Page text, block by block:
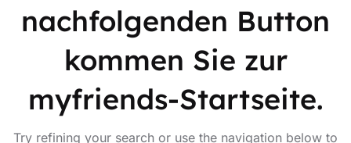
nachfolgenden Button
kommen Sie zur
myfriends-Startseite.
Try refining your search or use the navigation below to